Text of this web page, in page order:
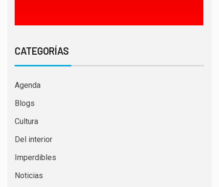
CATEGORÍAS
Agenda
Blogs
Cultura
Del interior
Imperdibles
Noticias